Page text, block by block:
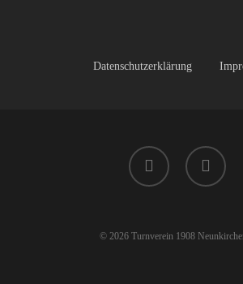
Datenschutzerklärung
facebook instagram
© 2026 Turnverein 1908